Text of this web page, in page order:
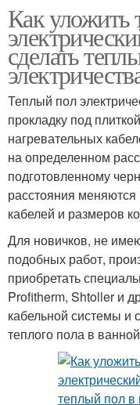
Как уложить
сделать
Теплый пол
прокладку под
нагревательных
на определенном
подготовленному
расстояния
кабелей и размеров
Для новичков, не
подобных работ,
приобретать
Profitherm, Shtoller и
кабельной системы и
теплого пола в